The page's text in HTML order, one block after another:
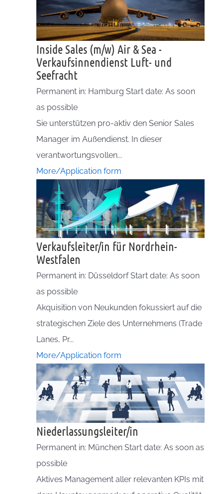
Inside Sales (m/w) Air & Sea -
Verkaufsinnendienst Luft- und
Seefracht
Permanent in: Hamburg Start date: As soon
as possible
Sie unterstützen pro-aktiv den Senior Sales
Manager im Außendienst. In dieser
verantwortungsvollen...
More/Application form
Verkaufsleiter/in für Nordrhein-
Westfalen
Permanent in: Düsseldorf Start date: As soon
as possible
Akquisition von Neukunden fokussiert auf die
strategischen Ziele des Unternehmens (Trade
Lanes, Pr...
More/Application form
Niederlassungsleiter/in
Permanent in: München Start date: As soon as
possible
Aktives Management aller relevanten KPIs mit